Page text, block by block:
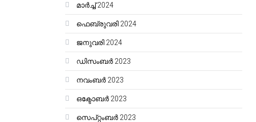
മാർച്ച്‌ 2024
ഫെബ്രുവരി 2024
ജനുവരി 2024
ഡിസംബർ 2023
നവംബർ 2023
ഒക്ടോബർ 2023
സെപ്റ്റംബർ 2023